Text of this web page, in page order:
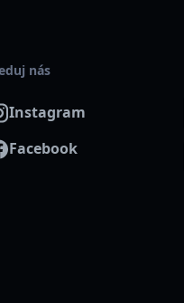
nás
Instagram
Facebook